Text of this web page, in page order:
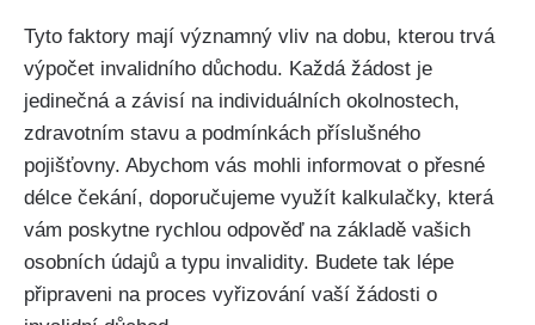
Tyto faktory mají významný vliv na dobu, kterou trvá
výpočet invalidního důchodu. Každá žádost je
jedinečná a závisí na individuálních okolnostech,
zdravotním stavu a podmínkách příslušného
pojišťovny. Abychom vás mohli informovat o přesné
délce čekání, doporučujeme využít kalkulačky, která
vám poskytne rychlou odpověď na základě vašich
osobních údajů a typu invalidity. Budete tak lépe
připraveni na proces vyřizování vaší žádosti o